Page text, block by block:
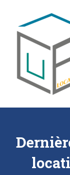
content
vous!